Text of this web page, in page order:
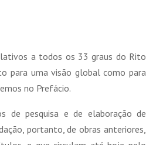
€.
a todos os 33 graus do Rito
para uma visão global como para
no Prefácio.
de pesquisa e de elaboração de
portanto, de obras anteriores,